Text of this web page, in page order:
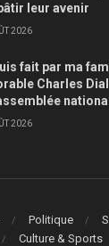
leur avenir
2026
fait par ma
Charles
2026
Politique
Culture & Sports